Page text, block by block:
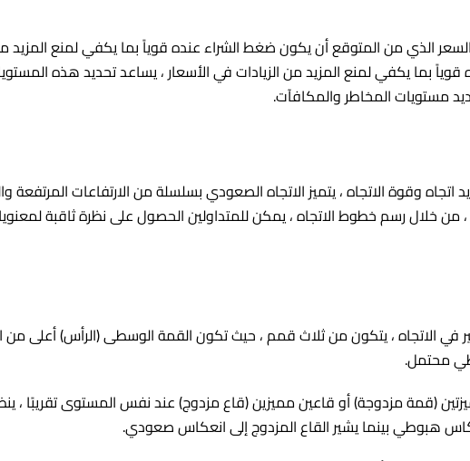
الذي من المتوقع أن يكون ضغط الشراء عنده قوياً بما يكفي لمنع المزيد
بما يكفي لمنع المزيد من الزيادات في الأسعار ، يساعد تحديد هذه
مستويات المخاطر والمكافآت.
وقوة الاتجاه ، يتميز الاتجاه الصعودي بسلسلة من الارتفاعات المرتفعة
من خلال رسم خطوط الاتجاه ، يمكن للمتداولين الحصول على نظرة ثاقبة
في الاتجاه ، يتكون من ثلاث قمم ، حيث تكون القمة الوسطى (الرأس) أعلى
محتمل.
(قمة مزدوجة) أو قاعين مميزين (قاع مزدوج) عند نفس المستوى تقريبًا ،
هبوطي بينما يشير القاع المزدوج إلى انعكاس صعودي.